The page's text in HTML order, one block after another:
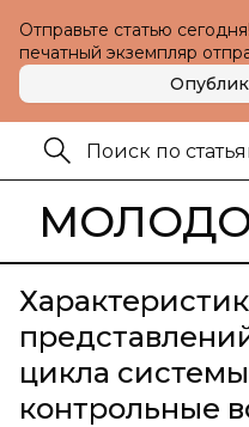
Отправьте статью
печатный экземпляр
цикла
контрольные